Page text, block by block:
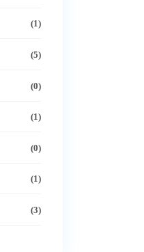
(1)
(5)
(0)
(1)
(0)
(1)
(3)